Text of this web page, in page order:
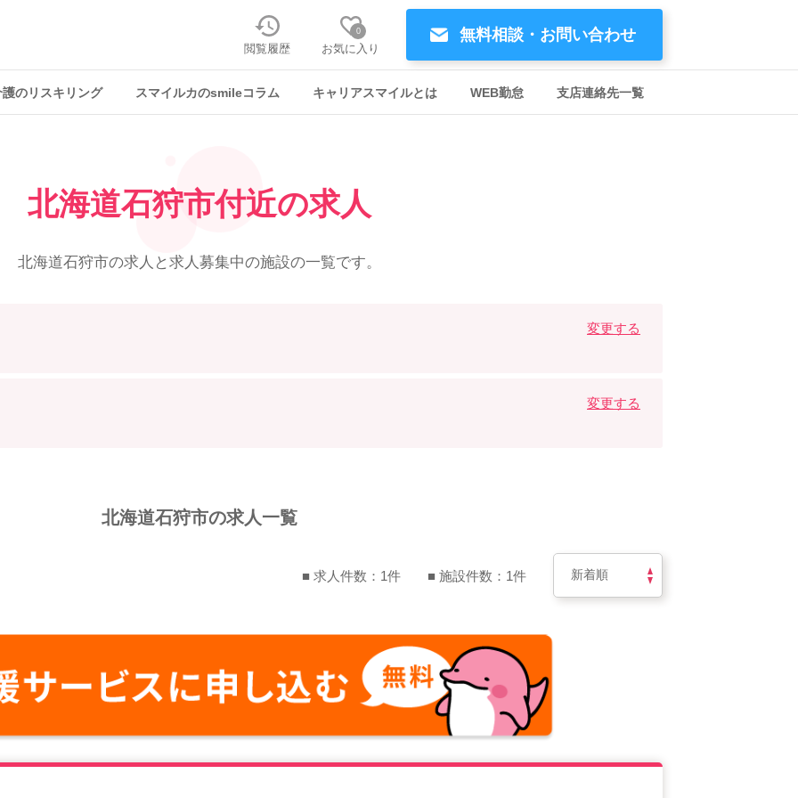
無料相談・お問い合わせ
閲覧履歴
0
お気に入り
護のリスキリング スマイルカのsmileコラム キャリアスマイルとは WEB勤怠 支店連絡先一覧
北海道石狩市付近の求人
北海道石狩市の求人と 求人募集中の施設の一覧です。
変更する
変更する
北海道石狩市の求人一覧
■ 求人件数：1件 ■ 施設件数：1件